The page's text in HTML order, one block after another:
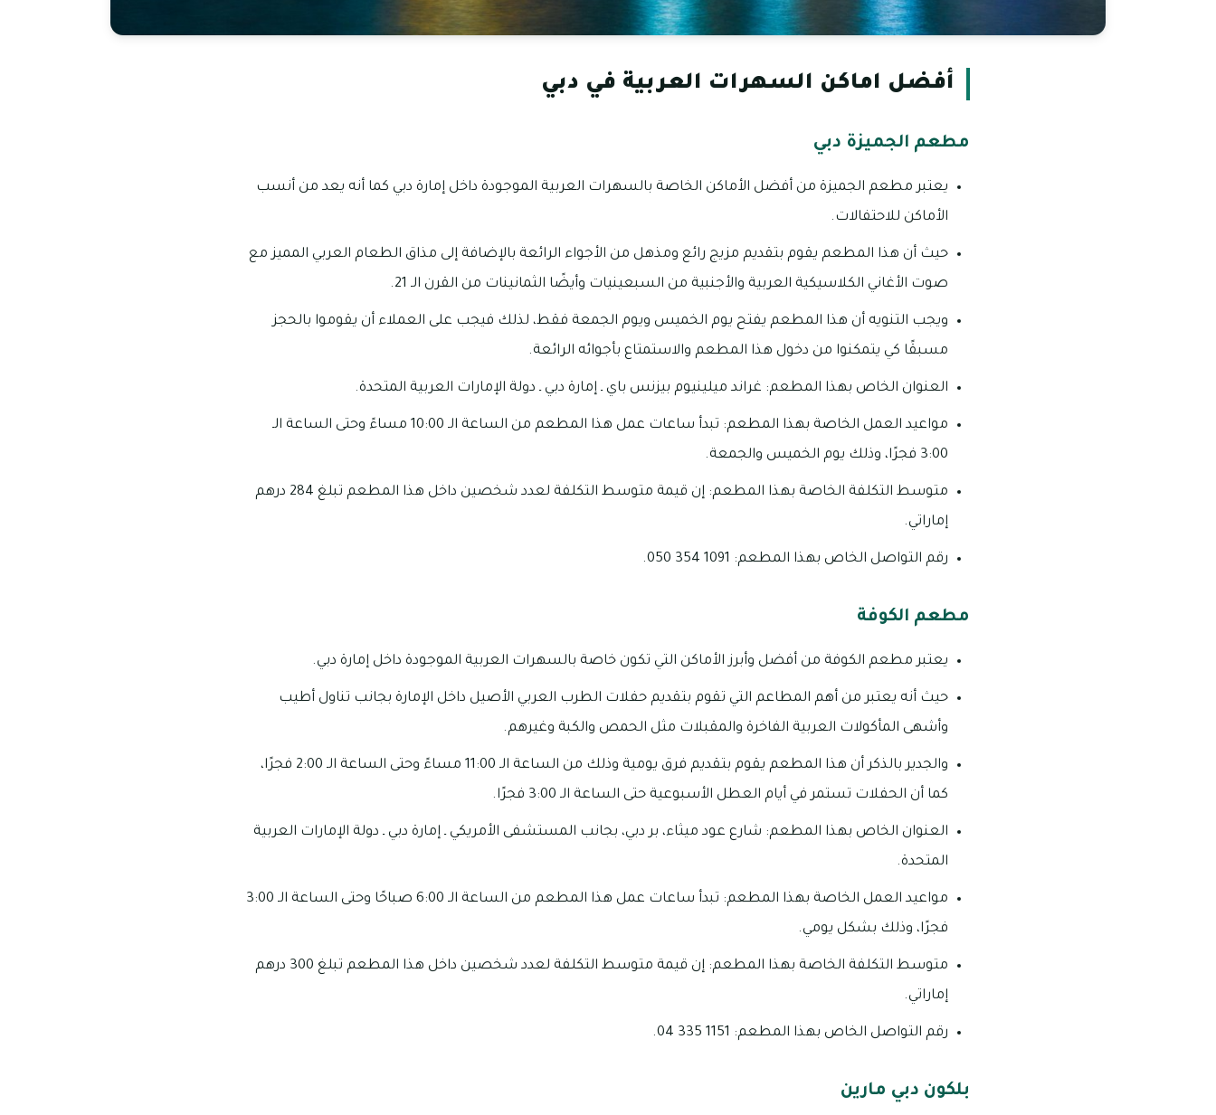
أفضل اماكن السهرات العربية في دبي
مطعم الجميزة دبي
يعتبر مطعم الجميزة من أفضل الأماكن الخاصة بالسهرات العربية الموجودة داخل إمارة دبي كما أنه يعد من أنسب
الأماكن للاحتفالات.
حيث أن هذا المطعم يقوم بتقديم مزيج رائع ومذهل من الأجواء الرائعة بالإضافة إلى مذاق الطعام العربي المميز مع
صوت الأغاني الكلاسيكية العربية والأجنبية من السبعينيات وأيضًا الثمانينات من القرن الـ 21.
ويجب التنويه أن هذا المطعم يفتح يوم الخميس ويوم الجمعة فقط، لذلك فيجب على العملاء أن يقوموا بالحجز
مسبقًا كي يتمكنوا من دخول هذا المطعم والاستمتاع بأجوائه الرائعة.
العنوان الخاص بهذا المطعم: غراند ميلينيوم بيزنس باي ـ إمارة دبي ـ دولة الإمارات العربية المتحدة.
مواعيد العمل الخاصة بهذا المطعم: تبدأ ساعات عمل هذا المطعم من الساعة الـ 10:00 مساءً وحتى الساعة الـ
3:00 فجرًا، وذلك يوم الخميس والجمعة.
متوسط التكلفة الخاصة بهذا المطعم: إن قيمة متوسط التكلفة لعدد شخصين داخل هذا المطعم تبلغ 284 درهم
إماراتي.
رقم التواصل الخاص بهذا المطعم: 1091 354 050.
مطعم الكوفة
يعتبر مطعم الكوفة من أفضل وأبرز الأماكن التي تكون خاصة بالسهرات العربية الموجودة داخل إمارة دبي.
حيث أنه يعتبر من أهم المطاعم التي تقوم بتقديم حفلات الطرب العربي الأصيل داخل الإمارة بجانب تناول أطيب
وأشهى المأكولات العربية الفاخرة والمقبلات مثل الحمص والكبة وغيرهم.
والجدير بالذكر أن هذا المطعم يقوم بتقديم فرق يومية وذلك من الساعة الـ 11:00 مساءً وحتى الساعة الـ 2:00 فجرًا،
كما أن الحفلات تستمر في أيام العطل الأسبوعية حتى الساعة الـ 3:00 فجرًا.
العنوان الخاص بهذا المطعم: شارع عود ميثاء، بر دبي، بجانب المستشفى الأمريكي ـ إمارة دبي ـ دولة الإمارات العربية
المتحدة.
مواعيد العمل الخاصة بهذا المطعم: تبدأ ساعات عمل هذا المطعم من الساعة الـ 6:00 صباحًا وحتى الساعة الـ 3:00
فجرًا، وذلك بشكل يومي.
متوسط التكلفة الخاصة بهذا المطعم: إن قيمة متوسط التكلفة لعدد شخصين داخل هذا المطعم تبلغ 300 درهم
إماراتي.
رقم التواصل الخاص بهذا المطعم: 1151 335 04.
بلكون دبي مارين